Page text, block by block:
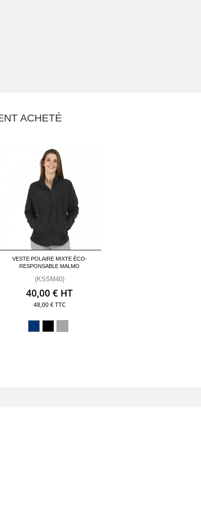
ACHETÉ
VESTE POLAIRE MIXTE ÉCO-
RESPONSABLE MALMO
(KSSM40)
40,00 € HT
48,00 € TTC